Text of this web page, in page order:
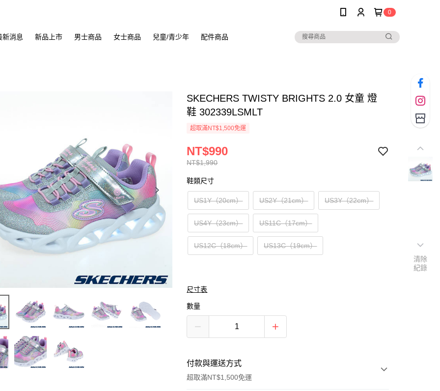
0
新消息 新品上市 男士商品 女士商品 兒童/青少年 配件商品
SKECHERS TWISTY BRIGHTS 2.0 女童 燈
鞋 302339LSMLT
超取滿NT$1,500免運
NT$1,990
NT$990
鞋類尺寸
US1Y（20cm） US2Y（21cm） US3Y（22cm）
US4Y（23cm） US11C（17cm）
US12C（18cm） US13C（19cm）
尺寸表
數量
付款與運送方式
超取滿NT$1,500免運
清除
紀錄